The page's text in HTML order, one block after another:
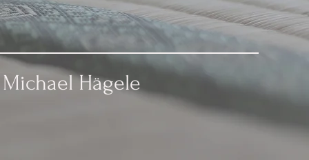
Michael Hägele